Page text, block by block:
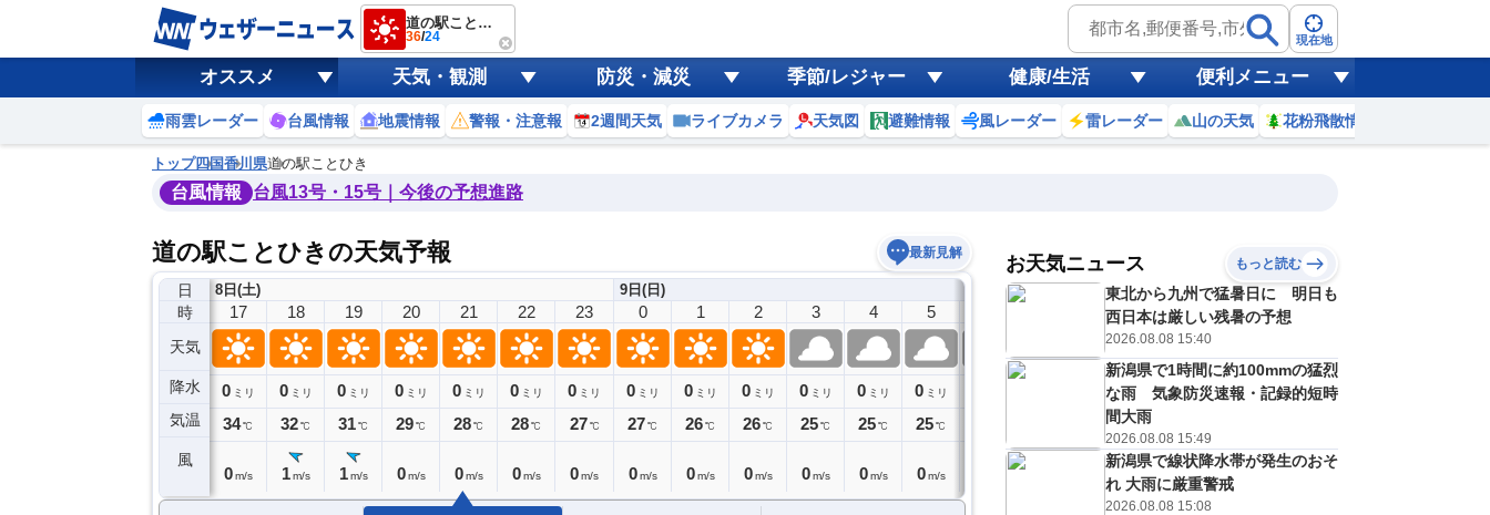
道の駅ことひき
36/24 現在地
オススメ 天気・観測 防災・減災 季節/レジャー 健康/生活 便利メニュー
雨雲レーダー 台風情報 地震情報 警報・注意報 2週間天気 ライブカメラ 天気図 避難情報 風レーダー 雷レーダー 山の天気 花粉飛散情報
トップ四国香川県道の駅ことひき
台風情報 台風13号・15号｜今後の予想進路
道の駅ことひきの天気予報 最新見解
日
時
天気
降水
気温
風
8日(土)
16
0ミリ
35℃
17
0 ミリ
34℃
0 m/s
18
0 ミリ
32℃
1 m/s
19
0 ミリ
31℃
1 m/s
20
0 ミリ
29℃
0 m/s
21
0 ミリ
28℃
0 m/s
22
0 ミリ
28℃
0 m/s
23
0 ミリ
27 ℃
0m/s
9日(日)
0
0 ミリ
27℃
0 m/s
1
0 ミリ
26℃
0 m/s
2
0 ミリ
26℃
0 m/s
3
0 ミリ
25℃
0 m/s
4
0 ミリ
25℃
0 m/s
5
0 ミリ
25℃
0 m/s
8
ミリ
28 ℃
m/s
9
0ミリ
29
0 m/s
10
0 ミリ
1m/s
11
0ミリ
1
0ミリ
1
お天気ニュース もっと読む
東北から九州で猛暑日に 明日も
西日本は厳しい残暑の予想
2026.08.08 15:40
新潟県で1時間に約100mmの猛烈
な雨 気象防災速報・記録的短時
間大雨
2026.08.08 15:49
新潟県で線状降水帯が発生のおそ
れ 大雨に厳重警戒
2026.08.08 15:08